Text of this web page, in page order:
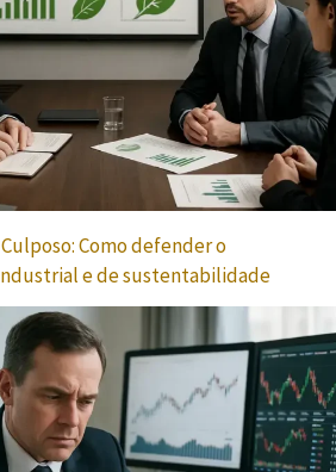
Como defender o
e de sustentabilidade